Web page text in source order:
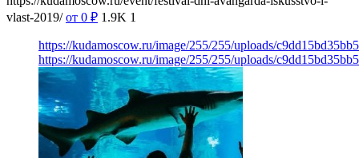
vlast-2019/ от 0 ₽ 1.9K 1
https://kudamoscow.ru/image/255/255/uploads/
https://kudamoscow.ru/image/255/255/uploads/